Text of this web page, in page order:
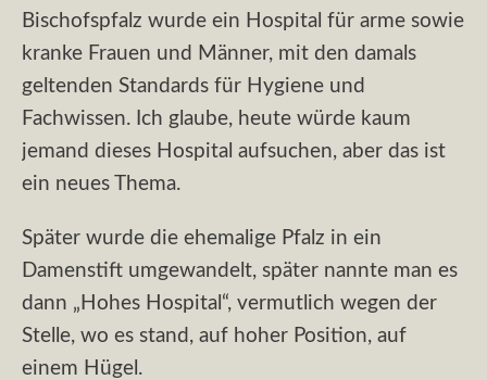
Bischofspfalz wurde ein Hospital für arme sowie
kranke Frauen und Männer, mit den damals
geltenden Standards für Hygiene und
Fachwissen. Ich glaube, heute würde kaum
jemand dieses Hospital aufsuchen, aber das ist
ein neues Thema.
Später wurde die ehemalige Pfalz in ein
Damenstift umgewandelt, später nannte man es
dann „Hohes Hospital“, vermutlich wegen der
Stelle, wo es stand, auf hoher Position, auf
einem Hügel.